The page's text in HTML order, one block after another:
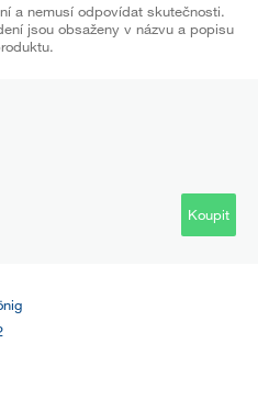
a nemusí odpovídat skutečnosti.
jsou obsaženy v názvu a popisu
Koupit